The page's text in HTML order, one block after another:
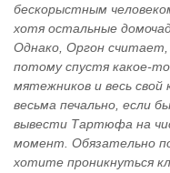
бескорыстным
хотя остальные
Однако, Оргон
потому спустя какое-
мятежников и весь свой
весьма печально, если
вывести Тартюфа на
момент. Обязательно
хотите проникнуться